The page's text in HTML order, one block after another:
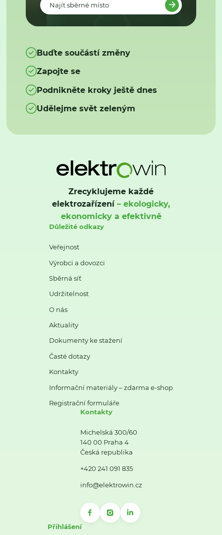
Najít sběrné místo
Buďte součástí změny
Zapojte se
Podnikněte kroky ještě dnes
Udělejme svět zeleným
Zrecyklujeme každé
elektrozařízení– ekologicky,
ekonomicky a efektivně
Důležité odkazy
Veřejnost
Výrobci a dovozci
Sběrná síť
Udržitelnost
O nás
Aktuality
Dokumenty ke stažení
Časté dotazy
Kontakty
Informační materiály – zdarma e-shop
Registrační formuláře
Kontakty
Michelská 300/60
140 00 Praha 4
Česká republika
+420 241 091 835
info@elektrowin.cz
Přihlášení